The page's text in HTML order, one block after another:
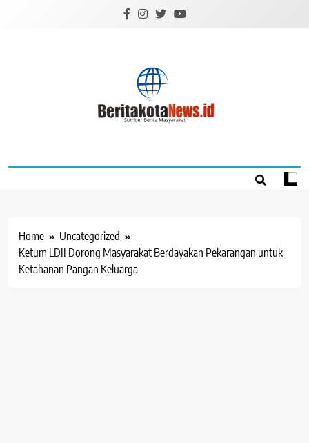
Home
Uncategorized
Ketum LDII Dorong Masyarakat Berdayakan Pekarangan untuk
Ketahanan Pangan Keluarga